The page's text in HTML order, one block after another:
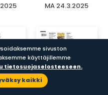
Haku
MA 24.3.2025
sivuston
käyttäjillemme
tietosuojaselosteeseen.
kaikki